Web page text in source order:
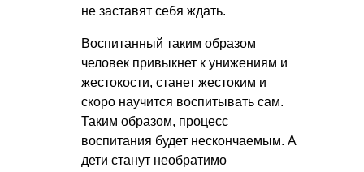
не заставят себя ждать.
Воспитанный таким образом
человек привыкнет к унижениям и
жестокости, станет жестоким и
скоро научится воспитывать сам.
Таким образом, процесс
воспитания будет нескончаемым. А
дети станут необратимо